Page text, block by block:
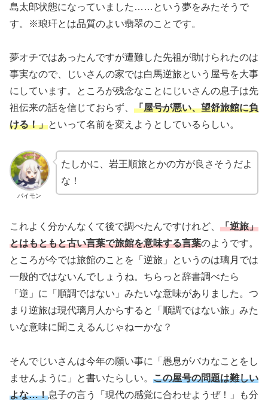
島太郎状態になっていました……という夢をみたそうで
す。
※琅玕とは品質のよい翡翠のことです。
夢オチではあったんですが遭難した先祖が助けられたのは
事実なので、じいさんの家では白馬逆旅という屋号を大事
にしています。ところが残念なことにじいさんの息子は先
祖伝来の話を信じておらず、 「屋号が悪い、望舒旅館に負
ける！」といって名前を変えようとしているらしい。
パイモン
たしかに、岩王順旅とかの方が良さそうだよ
な！
これよく分かんなくて後で調べたんですけれど、 「逆旅」
とはもともと古い言葉で旅館を意味する言葉のようです。
ところが今では旅館のことを「逆旅」というのは璃月では
一般的ではないんでしょうね。ちらっと辞書調べたら
「逆」に「順調ではない」みたいな意味がありました。つ
まり逆旅は現代璃月人からすると「順調ではない旅」みた
いな意味に聞こえるんじゃねーかな？
そんでじいさんは今年の願い事に「愚息がバカなことをし
ませんように」と書いたらしい。 この屋号の問題は難しい
よな…！息子の言う「現代の感覚に合わせようぜ！」も分